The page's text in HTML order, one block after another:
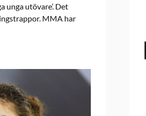
unga utövare’. Det
MMA har